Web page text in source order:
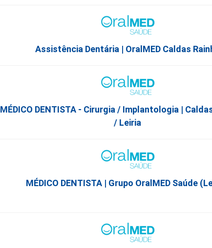
Assistência Dentária | OralMED Caldas
MÉDICO DENTISTA - Cirurgia / Implantologia |
/ Leiria
MÉDICO DENTISTA | Grupo OralMED Saúde